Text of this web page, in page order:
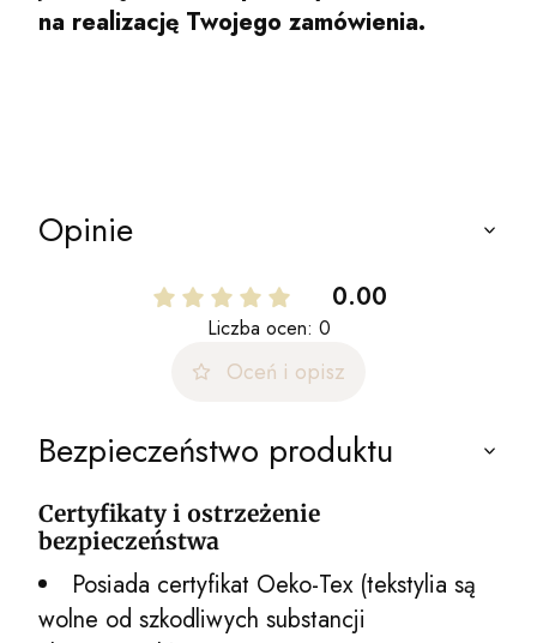
na realizację Twojego zamówienia.
Opinie
0.00
Liczba ocen: 0
Oceń i opisz
Bezpieczeństwo produktu
Certyfikaty i ostrzeżenie
bezpieczeństwa
Posiada certyfikat Oeko-Tex (tekstylia są
wolne od szkodliwych substancji